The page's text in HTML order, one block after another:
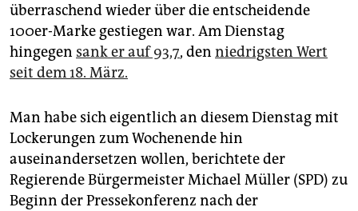
überraschend wieder über die entscheidende
100er-Marke gestiegen war. Am Dienstag
hingegen sank er auf 93,7, den niedrigsten Wert
seit dem 18. März.
Man habe sich eigentlich an diesem Dienstag mit
Lockerungen zum Wochenende hin
auseinandersetzen wollen, berichtete der
Regierende Bürgermeister Michael Müller (SPD) zu
Beginn der Pressekonferenz nach der